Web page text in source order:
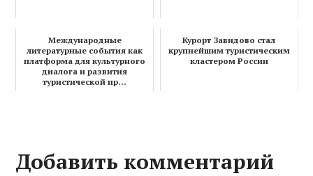
Международные
литературные события как
платформа для культурного
диалога и развития
туристической пр...
Курорт Завидово стал
крупнейшим туристическим
кластером России
Добавить комментарий